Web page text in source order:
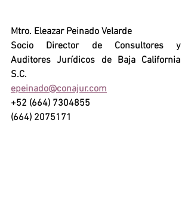
Mtro. Eleazar Peinado Velarde
Socio Director de Consultores y
Auditores Jurídicos de Baja California
S.C.
epeinado@conajur.com
+52 (664) 7304855
(664) 2075171